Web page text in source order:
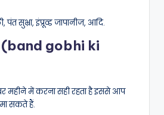
पंत सुभ्रा, इंप्रूव्ड जापानीज, आदि.
(band gobhi ki
महीने में करना सही रहता है इससे आप
सकते हैं.